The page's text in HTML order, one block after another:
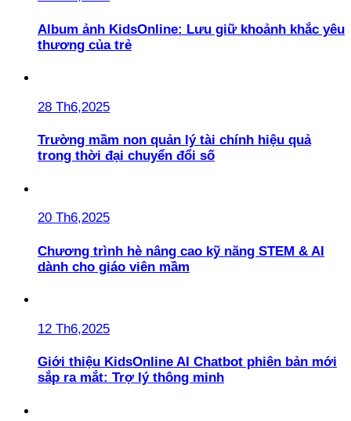
Album ảnh KidsOnline: Lưu giữ khoảnh khắc yêu
thương của trẻ
28 Th6,2025
Trường mầm non quản lý tài chính hiệu quả
trong thời đại chuyển đổi số
20 Th6,2025
Chương trình hè nâng cao kỹ năng STEM & AI
dành cho giáo viên mầm
12 Th6,2025
Giới thiệu KidsOnline AI Chatbot phiên bản mới
sắp ra mắt: Trợ lý thông minh